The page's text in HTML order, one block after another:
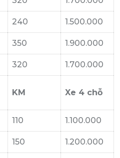
240 1.500.000
350 1.900.000
320 1.700.000
KM Xe 4 chỗ
110 1.100.000
150 1.200.000